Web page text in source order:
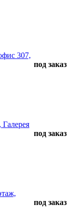
307,
под заказ
под заказ
под заказ